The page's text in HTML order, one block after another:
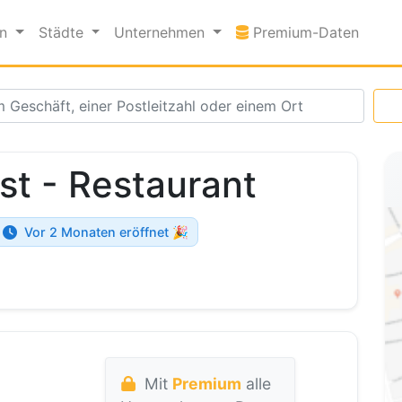
Städte Unternehmen Premium-Daten
- Restaurant
Vor 2 Monaten eröffnet 🎉
Mit Premium alle